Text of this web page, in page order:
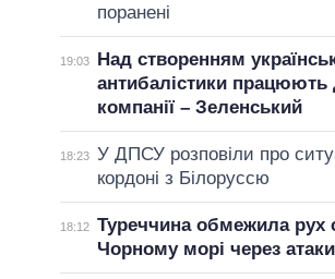
поранені
19:03
Над створенням
антибалістики працюють
компанії – Зеленський
18:23 У ДПСУ розповіли про
кордоні з Білоруссю
18:12 Туреччина обмежила рух
Чорному морі через атаки